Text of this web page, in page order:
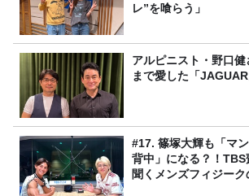
レ”を喰らう」
アルピニスト・野口
まで愛した「
#17. 篠塚大輝も「マ
背中」になる？！
聞くメンズフィジーク